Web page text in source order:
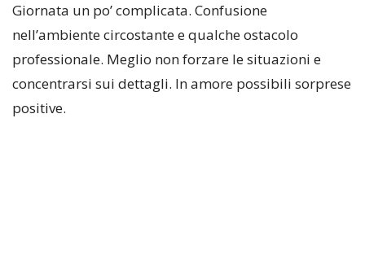
Giornata un po’ complicata. Confusione
nell’ambiente circostante e qualche ostacolo
professionale. Meglio non forzare le situazioni e
concentrarsi sui dettagli. In amore possibili sorprese
positive.